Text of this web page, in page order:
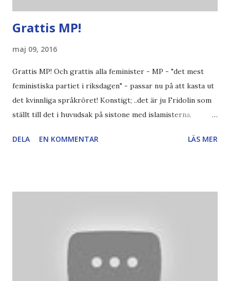
Grattis MP!
maj 09, 2016
Grattis MP! Och grattis alla feminister - MP - "det mest
feministiska partiet i riksdagen" - passar nu på att kasta ut
det kvinnliga språkröret! Konstigt; ..det är ju Fridolin som
ställt till det i huvudsak på sistone med islamisterna,
Kaplan? ..det är ju Fridolin som ställt till det i huvudsak
Johansson som försökte styra innehållet i Aktuellt? ..det är
ju Fridolin som anklagas för att vara en usel
departementschef - till skillnad från Romson som tydligen
skötte sitt departement med bravur? ..det är ju Fridolin
DELA EN KOMMENTAR LÄS MER